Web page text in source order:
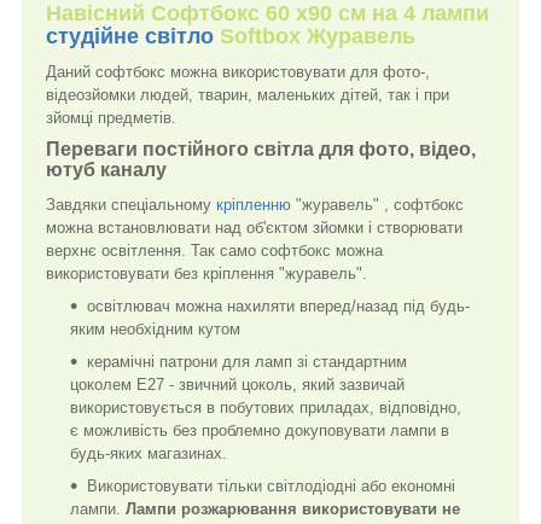
Навісний Софтбокс 60 х90 см на 4 лампи
студійне світло Softbox Журавель
Даний софтбокс можна використовувати для фото-,
відеозйомки людей, тварин, маленьких дітей, так і при
зйомці предметів.
Переваги постійного світла для фото, відео,
ютуб каналу
Завдяки спеціальному кріпленню "журавель" , софтбокс
можна встановлювати над об'єктом зйомки і створювати
верхнє освітлення. Так само софтбокс можна
використовувати без кріплення "журавель".
освітлювач можна нахиляти вперед/назад під будь-
яким необхідним кутом
керамічні патрони для ламп зі стандартним
цоколем E27 - звичний цоколь, який зазвичай
використовується в побутових приладах, відповідно,
є можливість без проблемно докуповувати лампи в
будь-яких магазинах.
Використовувати тільки світлодіодні або економні
лампи. Лампи розжарювання використовувати не